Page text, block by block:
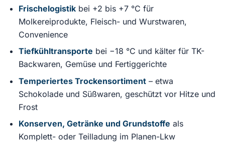
Frischelogistikbei +2 bis +7 °C für
Molkereiprodukte, Fleisch- und Wurstwaren,
Convenience
Tiefkühltransporte bei −18 °C und kälter für TK-
Backwaren, Gemüse und Fertiggerichte
Temperiertes Trockensortiment– etwa
Schokolade und Süßwaren, geschützt vor Hitze und
Frost
Konserven, Getränke und Grundstoffe als
Komplett- oder Teilladung im Planen-Lkw